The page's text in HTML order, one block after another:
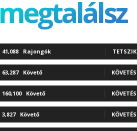
megtalálsz
41,088 Rajongók TETSZIK
63,287 Követő KÖVETÉS
160,100 Követő KÖVETÉS
3,827 Követő KÖVETÉS